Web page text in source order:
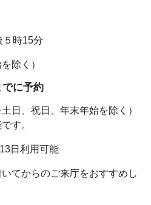
時15分
除く）
に予約
日、祝日、年末年始を除く）
す。
日利用可能
てからのご来庁をおすすめし